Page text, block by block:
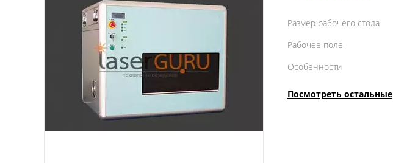
Размер рабочего стола
Рабочее поле
Особенности
Посмотреть остальные